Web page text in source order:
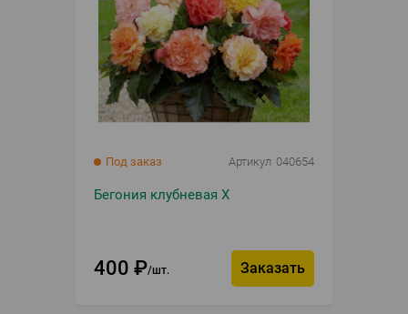
Под заказ Артикул 040654
Бегония клубневая Х
400 ₽ шт. Заказать